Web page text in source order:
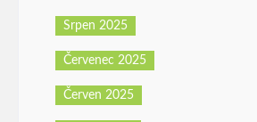
Srpen 2025
Červenec 2025
Červen 2025